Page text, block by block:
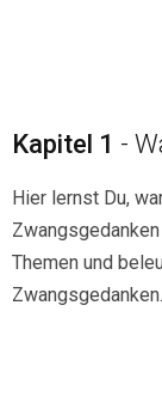
Kapitel 1 -
Hier lernst Du,
Themen und
Zwangsgedanken.